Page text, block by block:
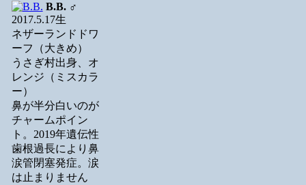
B.B.♂
2017.5.17生
ネザーランドドワ
ーフ（大きめ）
うさぎ村出身、オ
レンジ（ミスカラ
ー）
鼻が半分白いのが
チャームポイン
ト。2019年遺伝性
歯根過長により鼻
涙管閉塞発症。涙
は止まりません